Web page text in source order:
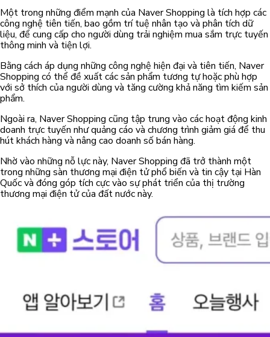
Một trong những điểm mạnh của Naver Shopping là tích hợp các
công nghệ tiên tiến, bao gồm trí tuệ nhân tạo và phân tích dữ
liệu, để cung cấp cho người dùng trải nghiệm mua sắm trực tuyến
thông minh và tiện lợi.
Bằng cách áp dụng những công nghệ hiện đại và tiên tiến, Naver
Shopping có thể đề xuất các sản phẩm tương tự hoặc phù hợp
với sở thích của người dùng và tăng cường khả năng tìm kiếm sản
phẩm.
Ngoài ra, Naver Shopping cũng tập trung vào các hoạt động kinh
doanh trực tuyến như quảng cáo và chương trình giảm giá để thu
hút khách hàng và nâng cao doanh số bán hàng.
Nhờ vào những nỗ lực này, Naver Shopping đã trở thành một
trong những sàn thương mại điện tử phổ biến và tin cậy tại Hàn
Quốc và đóng góp tích cực vào sự phát triển của thị trường
thương mại điện tử của đất nước này.